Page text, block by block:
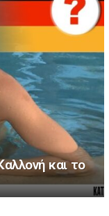
και το